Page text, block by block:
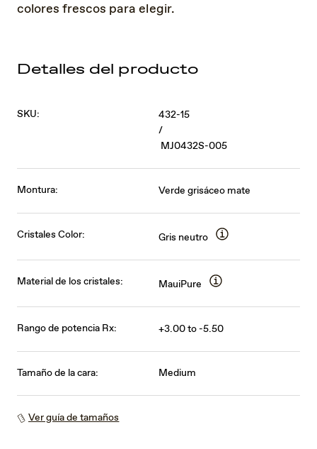
colores frescos para elegir.
Detalles del producto
SKU:
432-15
/
MJ0432S-005
Montura: Verde grisáceo mate
Cristales Color: Gris neutro
Material de los cristales: MauiPure
Rango de potencia Rx: +3.00 to -5.50
Tamaño de la cara: Medium
Ver guía de tamaños